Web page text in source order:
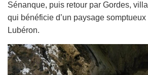
Sénanque, puis retour par Gordes,
qui bénéficie d’un paysage
Lubéron.